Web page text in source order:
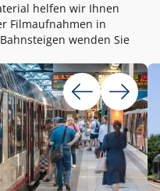
helfen wir Ihnen
Filmaufnahmen in
wenden Sie